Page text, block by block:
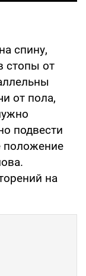
спину,
стопы от
от пола,
подвести
положение
на